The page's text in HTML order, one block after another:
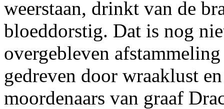
weerstaan, drinkt van de
bloeddorstig. Dat is nog
overgebleven
gedreven door wraaklust
moordenaars van graaf